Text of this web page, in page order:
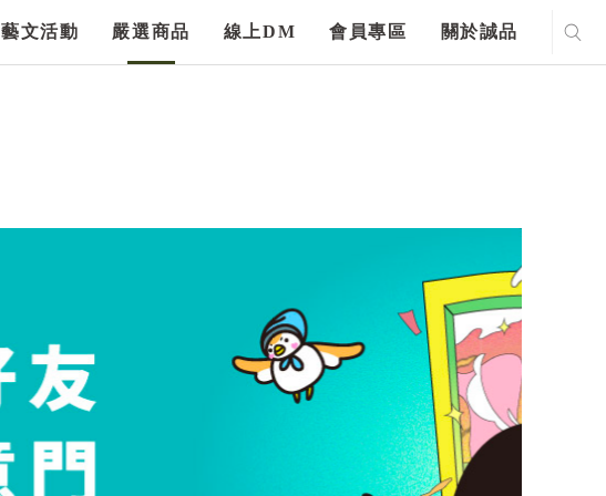
藝文活動 嚴選商品 線上DM 會員專區 關於誠品